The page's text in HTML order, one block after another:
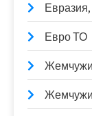
Евро ТО